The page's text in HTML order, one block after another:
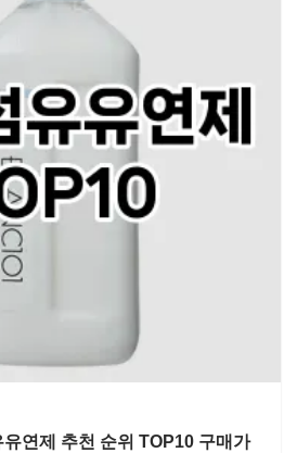
연제 추천 순위 TOP10 구매가